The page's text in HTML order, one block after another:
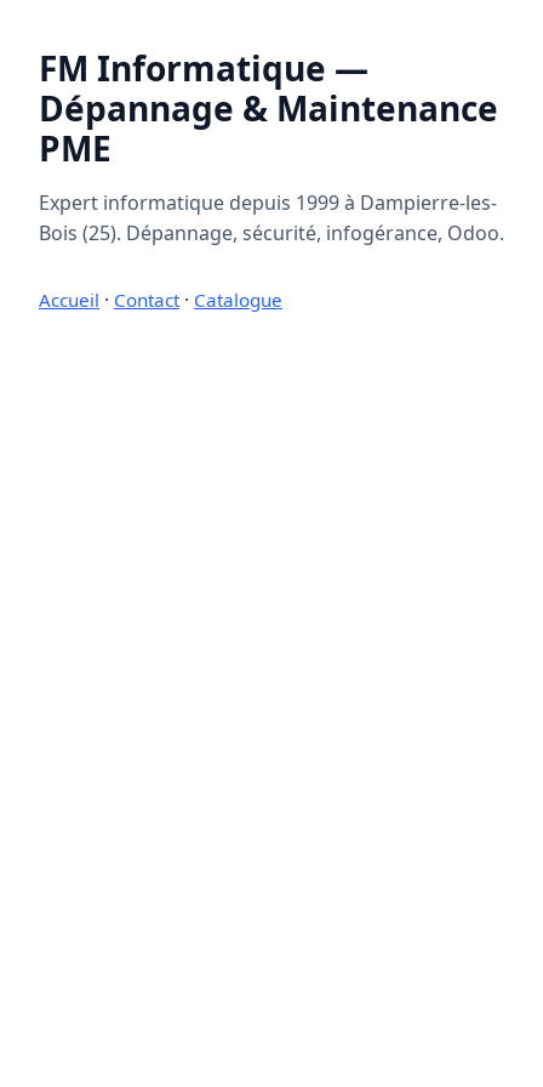
FM Informatique —
Dépannage & Maintenance
PME
Expert informatique depuis 1999 à Dampierre-les-
Bois (25). Dépannage, sécurité, infogérance, Odoo.
Accueil · Contact· Catalogue